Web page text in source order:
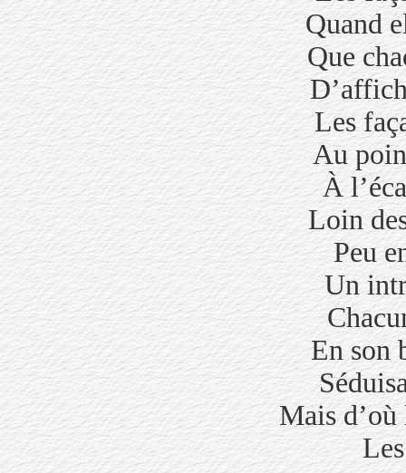
Quand
Que
Les
Au
À
Loin
Peu
Un
En son
Mais d’où